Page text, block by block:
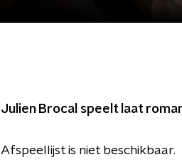
Julien Brocal speelt laat
Afspeellijst is niet beschikbaar.